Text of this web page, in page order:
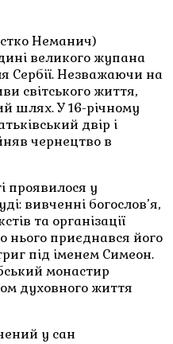
Неманич)
великого жупана
Сербії. Незважаючи на
світського життя,
шлях. У 16-річному
двір і
чернецтво в
проявилося у
вивченні богослов’я,
та організації
нього приєднався його
під іменем Симеон.
монастир
духовного життя
у сан